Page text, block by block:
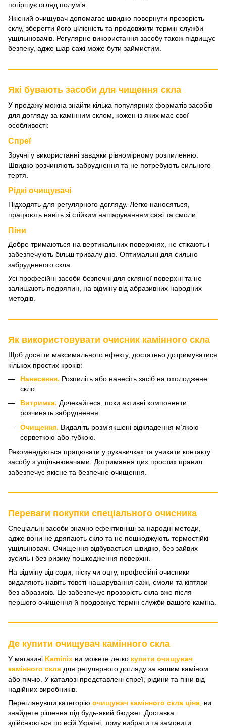
погіршує огляд полум’я.
Якісний очищувач допомагає швидко повернути прозорість
склу, зберегти його цілісність та продовжити термін служби
ущільнювачів. Регулярне використання засобу також підвищує
безпеку, адже шар сажі може бути займистим.
Які бувають засоби для чищення скла
У продажу можна знайти кілька популярних форматів засобів
для догляду за камінним склом, кожен із яких має свої
особливості:
Спреї
Зручні у використанні завдяки рівномірному розпиленню.
Швидко розчиняють забруднення та не потребують сильного
тертя.
Рідкі очищувачі
Підходять для регулярного догляду. Легко наносяться,
працюють навіть зі стійким нашаруванням сажі та смоли.
Піни
Добре тримаються на вертикальних поверхнях, не стікають і
забезпечують більш тривалу дію. Оптимальні для сильно
забрудненого скла.
Усі професійні засоби безпечні для скляної поверхні та не
залишають подряпин, на відміну від абразивних народних
методів.
Як використовувати очисник камінного скла
Щоб досягти максимального ефекту, достатньо дотримуватися
кількох простих кроків:
Нанесення. Розпиліть або нанесіть засіб на охолоджене
скло.
Витримка. Дочекайтеся, поки активні компоненти
розчинять забруднення.
Очищення. Видаліть розм'якшені відкладення м’якою
серветкою або губкою.
Рекомендується працювати у рукавичках та уникати контакту
засобу з ущільнювачами. Дотримання цих простих правил
забезпечує якісне та безпечне очищення.
Переваги покупки спеціального очисника
Спеціальні засоби значно ефективніші за народні методи,
адже вони не дряпають скло та не пошкоджують термостійкі
ущільнювачі. Очищення відбувається швидко, без зайвих
зусиль і без ризику пошкодження поверхні.
На відміну від соди, піску чи оцту, професійні очисники
видаляють навіть товсті нашарування сажі, смоли та кіптяви
без абразивів. Це забезпечує прозорість скла вже після
першого очищення й продовжує термін служби вашого каміна.
Де купити очищувач камінного скла
У магазині Kaminix ви можете легко купити очищувач
камінного скла для регулярного догляду за вашим каміном
або піччю. У каталозі представлені спреї, рідини та піни від
надійних виробників.
Переглянувши категорію очищувач камінного скла ціна , ви
знайдете рішення під будь-який бюджет. Доставка
здійснюється по всій Україні, тому вибрати та замовити